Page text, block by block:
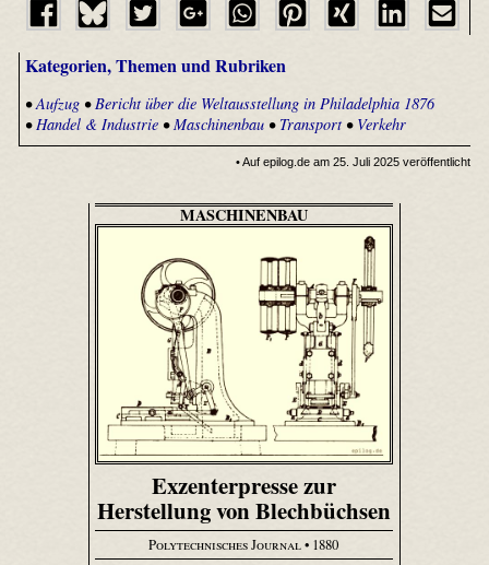
Kategorien, Themen und Rubriken
•Aufzug•Bericht über die Weltausstellung in Philadelphia 1876
•Handel & Industrie•Maschinenbau• Transport• Verkehr
• Auf epilog.de am 25. Juli 2025 veröffentlicht
MASCHINENBAU
Exzenterpresse zur
Herstellung von Blechbüchsen
Polytechnisches Journal• 1880